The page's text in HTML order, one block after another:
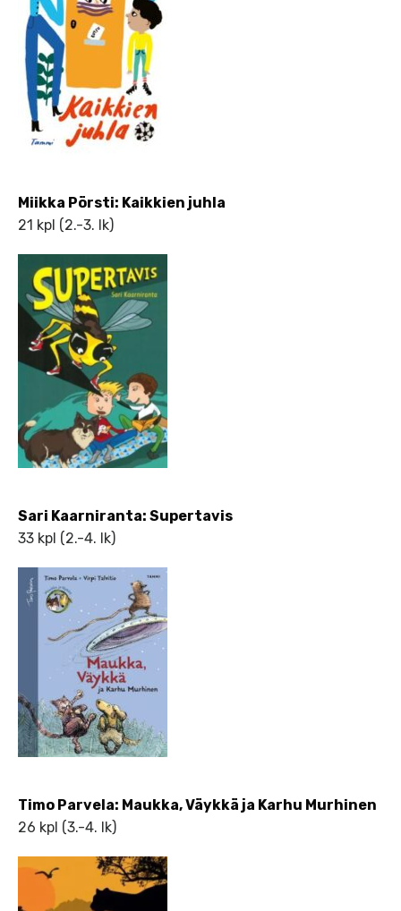
Miikka Pörsti: Kaikkien juhla
21 kpl (2.-3. lk)
Sari Kaarniranta: Supertavis
33 kpl (2.-4. lk)
Timo Parvela: Maukka, Väykkä ja Karhu Murhinen
26 kpl (3.-4. lk)